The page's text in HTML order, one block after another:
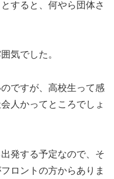
すると、何やら団体さ
気でした。
ですが、高校生って感
人かってところでしょ
発する予定なので、そ
ロントの方からありま